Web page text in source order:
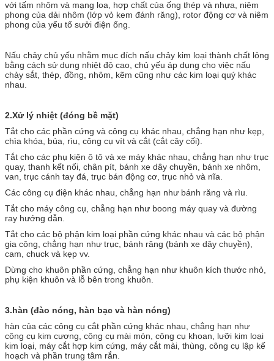
với tấm nhôm và mạng loa, hợp chất của ống thép và nhựa, niêm
phong của dải nhôm (lớp vỏ kem đánh răng), rotor động cơ và niêm
phong của yếu tố sưởi điện ống.
Nấu chảy chủ yếu nhằm mục đích nấu chảy kim loại thành chất lỏng
bằng cách sử dụng nhiệt độ cao, chủ yếu áp dụng cho việc nấu
chảy sắt, thép, đồng, nhôm, kẽm cũng như các kim loại quý khác
nhau.
2.Xử lý nhiệt (đóng bề mặt)
Tắt cho các phần cứng và công cụ khác nhau, chẳng hạn như kẹp,
chìa khóa, búa, rìu, công cụ vít và cắt (cắt cây cối).
Tắt cho các phụ kiện ô tô và xe máy khác nhau, chẳng hạn như trục
quay, thanh kết nối, chân pít, bánh xe dây chuyền, bánh xe nhôm,
van, trục cánh tay đá, trục bán động cơ, trục nhỏ và nĩa.
Các công cụ điện khác nhau, chẳng hạn như bánh răng và rìu.
Tắt cho máy công cụ, chẳng hạn như boong máy quay và đường
ray hướng dẫn.
Tắt cho các bộ phận kim loại phần cứng khác nhau và các bộ phận
gia công, chẳng hạn như trục, bánh răng (bánh xe dây chuyền),
cam, chuck và kẹp vv.
Dừng cho khuôn phần cứng, chẳng hạn như khuôn kích thước nhỏ,
phụ kiện khuôn và lỗ bên trong khuôn.
3.hàn (đào nóng, hàn bạc và hàn nóng)
hàn của các công cụ cắt phần cứng khác nhau, chẳng hạn như
công cụ kim cương, công cụ mài mòn, công cụ khoan, lưỡi kim loại
kim loại, máy cắt hợp kim cứng, máy cắt mài, thùng, công cụ lập kế
hoạch và phần trung tâm rắn.